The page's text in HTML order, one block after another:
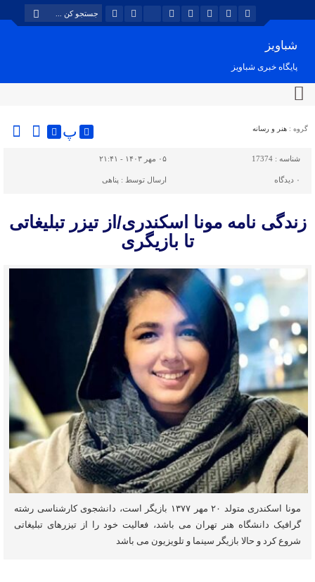
شباویز
پایگاه خبری شباویز
گروه : هنر و رسانه پ
شناسه : 17374 ۰۵ مهر ۱۴۰۳ - ۲۱:۴۱
۰ دیدگاه ارسال توسط : پناهی
زندگی نامه مونا اسکندری/از تیزر تبلیغاتی
تا بازیگری
مونا اسکندری متولد ۲۰ مهر ۱۳۷۷ بازیگر است، دانشجوی کارشناسی رشته
گرافیک دانشگاه هنر تهران می باشد، فعالیت خود را از تیزرهای تبلیغاتی
شروع کرد و حالا بازیگر سینما و تلویزیون می باشد